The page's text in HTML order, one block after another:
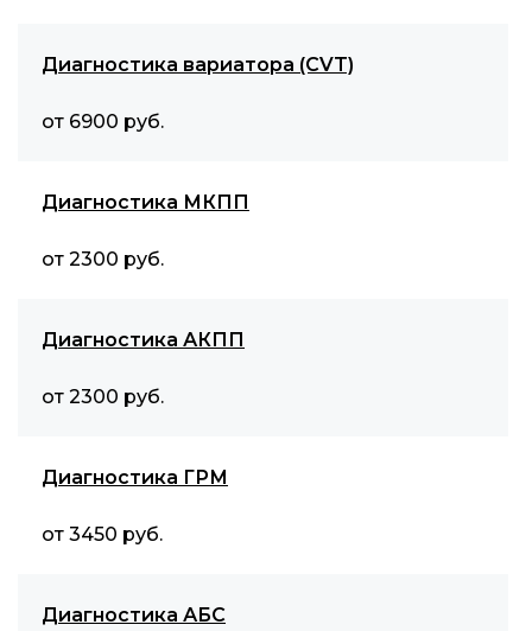
Диагностика вариатора (CVT)
от 6900 руб.
Диагностика МКПП
от 2300 руб.
Диагностика АКПП
от 2300 руб.
Диагностика ГРМ
от 3450 руб.
Диагностика АБС